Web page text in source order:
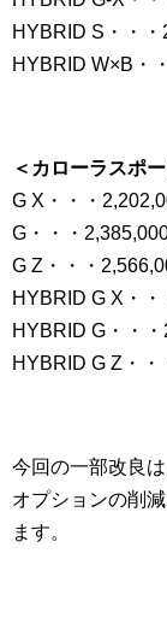
HYBRID S・・・
HYBRID W×B・
＜カローラスポ
G X・・・
G・・・
G Z・・・
HYBRID G X・・
HYBRID G・・
HYBRID G Z・・
今回の一部改良
オプションの削
ます。